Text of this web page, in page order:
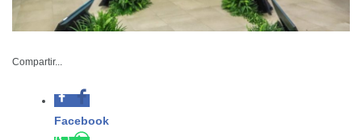
Compartir...
Facebook